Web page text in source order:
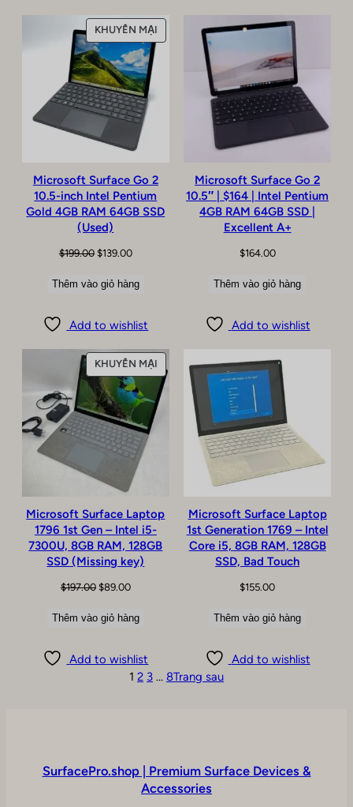
KHUYẾN MẠISẢN
PHẨM
Microsoft Surface Go 2
10.5-inch Intel Pentium
Gold 4GB RAM 64GB SSD
(Used)
$199.00 Giá
là:
$139.00Giá
tại
$139.00.
Thêm vào giỏ hàng
Add to wishlist
Microsoft Surface Go 2
10.5″ | $164 | Intel Pentium
4GB RAM 64GB SSD |
Excellent A+
$164.00
Thêm vào giỏ hàng
Add to wishlist
KHUYẾN MẠISẢN
PHẨM
ĐANG
GIẢM
Microsoft Surface Laptop
1796 1st Gen – Intel i5-
7300U, 8GB RAM, 128GB
SSD (Missing key)
$197.00 Giá
là:
$89.00Giá
tại
$89.00.
Thêm vào giỏ hàng
Add to wishlist
Microsoft Surface Laptop
1st Generation 1769 – Intel
Core i5, 8GB RAM, 128GB
SSD, Bad Touch
$155.00
Thêm vào giỏ hàng
Add to wishlist
1 2 3 … 8Trang sau
SurfacePro.shop | Premium Surface Devices &
Accessories